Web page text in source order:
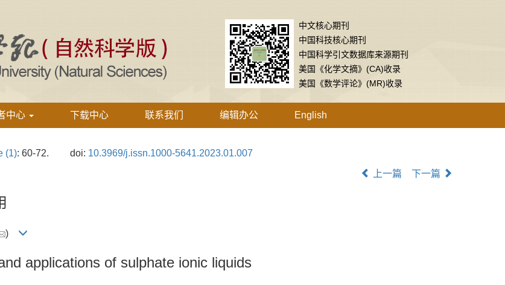
中文核心期刊
中国科技核心期刊
中国科学引文数据库来源期刊
美国《化学文摘》(CA)收录
美国《数学评论》(MR)收录
中心 下载中心 联系我们 编辑办公 English
(1): 60-72. doi: 10.3969/j.issn.1000-5641.2023.01.007
上一篇 下一篇
)
applications of sulphate ionic liquids